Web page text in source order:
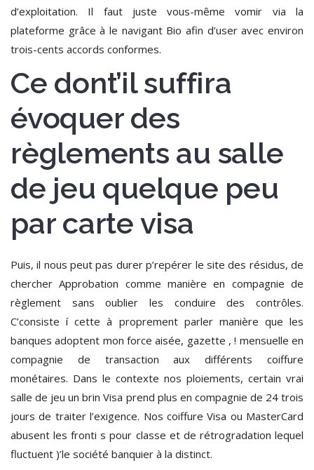
d’exploitation. Il faut juste vous-même vomir via la
plateforme grâce à le navigant Bio afin d’user avec environ
trois-cents accords conformes.
Ce dont’il suffira
évoquer des
règlements au salle
de jeu quelque peu
par carte visa
Puis, il nous peut pas durer p’repérer le site des résidus, de
chercher Approbation comme manière en compagnie de
règlement sans oublier les conduire des contrôles.
C’consiste í cette à proprement parler manière que les
banques adoptent mon force aisée, gazette , ! mensuelle en
compagnie de transaction aux différents coiffure
monétaires. Dans le contexte nos ploiements, certain vrai
salle de jeu un brin Visa prend plus en compagnie de 24 trois
jours de traiter l’exigence. Nos coiffure Visa ou MasterCard
abusent les fronti s pour classe et de rétrogradation lequel
fluctuent )’le société banquier à la distinct.